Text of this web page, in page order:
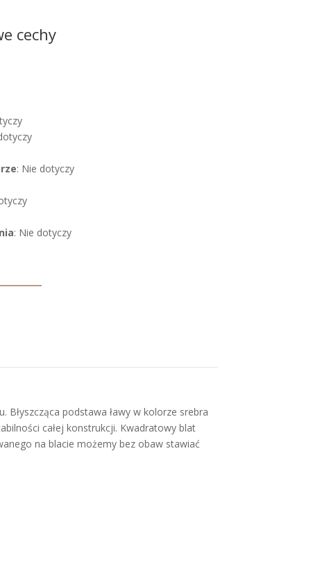
cechy
: Nie dotyczy
: Nie dotyczy
podstawa ławy w kolorze srebra
całej konstrukcji. Kwadratowy blat
na blacie możemy bez obaw stawiać